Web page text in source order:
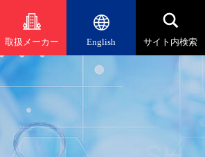
取扱メーカー English サイト内検索